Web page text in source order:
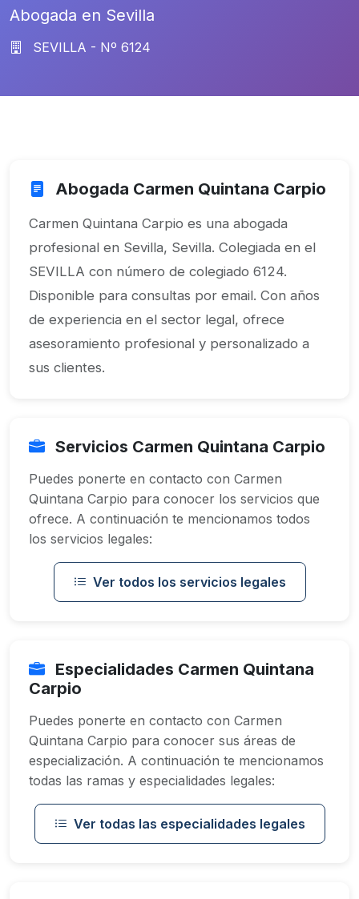
Abogada en Sevilla
SEVILLA - Nº 6124
Abogada Carmen Quintana Carpio
Carmen Quintana Carpio es una abogada
profesional en Sevilla, Sevilla. Colegiada en el
SEVILLA con número de colegiado 6124.
Disponible para consultas por email. Con años
de experiencia en el sector legal, ofrece
asesoramiento profesional y personalizado a
sus clientes.
Servicios Carmen Quintana Carpio
Puedes ponerte en contacto con Carmen
Quintana Carpio para conocer los servicios que
ofrece. A continuación te mencionamos todos
los servicios legales:
Ver todos los servicios legales
Especialidades Carmen Quintana
Carpio
Puedes ponerte en contacto con Carmen
Quintana Carpio para conocer sus áreas de
especialización. A continuación te mencionamos
todas las ramas y especialidades legales:
Ver todas las especialidades legales